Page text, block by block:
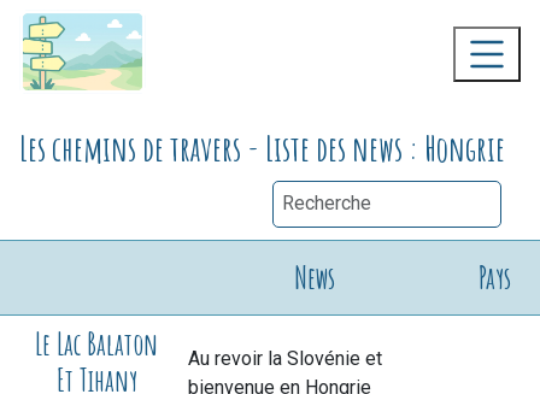
Les chemins de travers - Liste des news : Hongrie
News
Pays
Le Lac Balaton
Et Tihany
Au revoir la Slovénie et
bienvenue en Hongrie